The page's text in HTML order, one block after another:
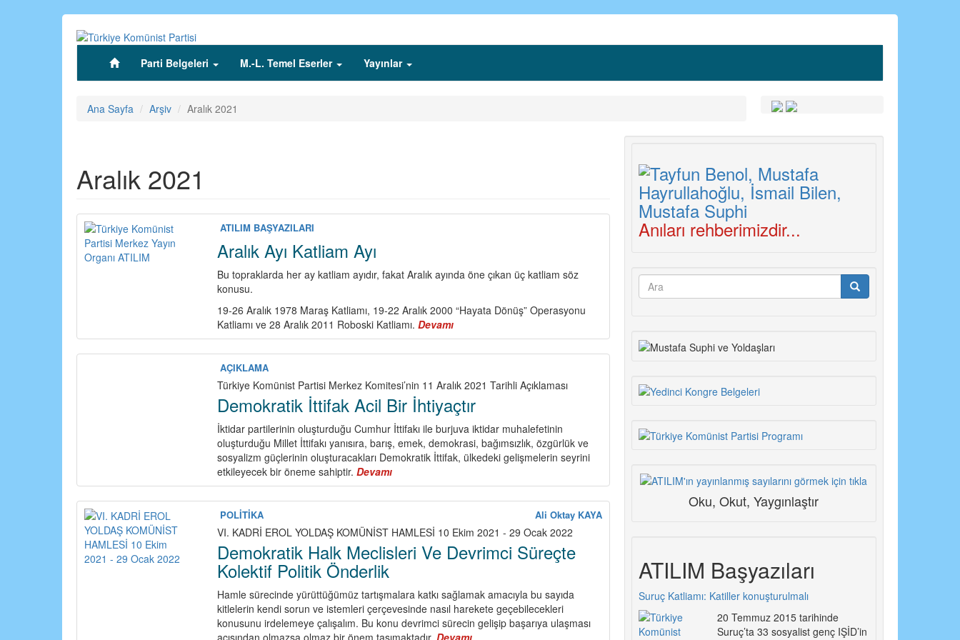
(current)Parti Belgeleri M.-L. Temel Eserler Yayınlar
Ana Sayfa Arşiv Aralık 2021
Aralık 2021
ATILIM BAŞYAZILARI
Aralık Ayı Katliam Ayı
Bu topraklarda her ay katliam ayıdır, fakat Aralık ayında öne çıkan üç katliam söz
konusu.
19-26 Aralık 1978 Maraş Katliamı, 19-22 Aralık 2000 “Hayata Dönüş” Operasyonu
Katliamı ve 28 Aralık 2011 Roboski Katliamı.Devamı
Aralık
Ayı
Ayı
AÇIKLAMA
Türkiye Komünist Partisi Merkez Komitesi’nin 11 Aralık 2021 Tarihli Açıklaması
Demokratik İttifak Acil Bir İhtiyaçtır
İktidar partilerinin oluşturduğu Cumhur İttifakı ile burjuva iktidar muhalefetinin
oluşturduğu Millet İttifakı yanısıra, barış, emek, demokrasi, bağımsızlık, özgürlük ve
sosyalizm güçlerinin oluşturacakları Demokratik İttifak, ülkedeki gelişmelerin seyrini
etkileyecek bir öneme sahiptir.Devamı
Demokratik
İttifak
Bir
İhtiyaçtır
POLİTİKA Ali Oktay KAYA
VI. KADRİ EROL YOLDAŞ KOMÜNİST HAMLESİ 10 Ekim 2021 - 29 Ocak 2022
Demokratik Halk Meclisleri Ve Devrimci Süreçte
Kolektif Politik Önderlik
Hamle sürecinde yürüttüğümüz tartışmalara katkı sağlamak amacıyla bu sayıda
kitlelerin kendi sorun ve istemleri çerçevesinde nasıl harekete geçebilecekleri
konusunu irdelemeye çalışalım. Bu konu devrimci sürecin gelişip başarıya ulaşması
Anıları rehberimizdir...
Arama
Oku, Okut, Yaygınlaştır
ATILIM Başyazıları
Suruç Katliamı: Katiller konuşturulmalı
20 Temmuz 2015 tarihinde
Suruç’ta 33 sosyalist genç IŞİD’in